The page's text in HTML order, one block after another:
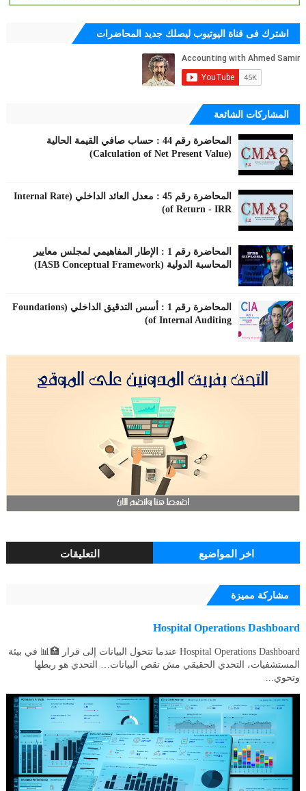
اشترك فى قناة اليوتيوب ليصلك جديد المحاضرات
المشاركات الشائعة
المحاضرة رقم 44 : حساب صافي القيمة الحالية
(Calculation of Net Present Value)
المحاضرة رقم 45 : معدل العائد الداخلي (Internal Rate
of Return - IRR)
المحاضرة رقم 1 : الإطار المفاهيمي لمجلس معايير
المحاسبة الدولية (IASB Conceptual Framework)
المحاضرة رقم 1 : أسس التدقيق الداخلي (Foundations
of Internal Auditing)
اخر المواضيع التعليقات
مشاركة مميزة
Hospital Operations Dashboard
Hospital Operations Dashboard عندما تتحول البيانات إلى قرار 🏥📊 في بيئة
المستشفيات، التحدي الحقيقي مش نقص البيانات… التحدي هو ربطها
وتحوي...